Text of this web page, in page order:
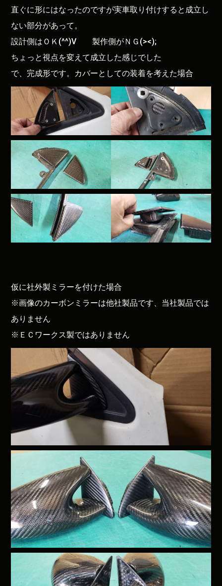
直ぐに形にはなったのですが実車取り付けすると成立し
ない部分があって。
設計側はＯＫ(^^)V 製作側がＮＧ(><);
ちょっと視点を変えて成立した感じでした
で、完成形です。カバーとしての装着を考えた場合
仮に社外製ミラーを付けた場合
※画像のカーボンミラーは他社製品です、当社製品では
ありません
※ＥＣワークス製ではありません